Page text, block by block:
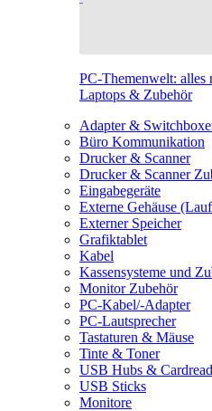
PC-Themenwelt: alles
Laptops & Zubehör
Adapter &
Büro Kommunikation
Drucker & Scanner
Drucker & Scanner
Eingabegeräte
Externe Gehäuse
Externer Speicher
Grafiktablet
Kabel
Kassensysteme und
Monitor Zubehör
PC-Kabel/-Adapter
PC-Lautsprecher
Tastaturen & Mäuse
Tinte & Toner
USB Hubs &
USB Sticks
Monitore